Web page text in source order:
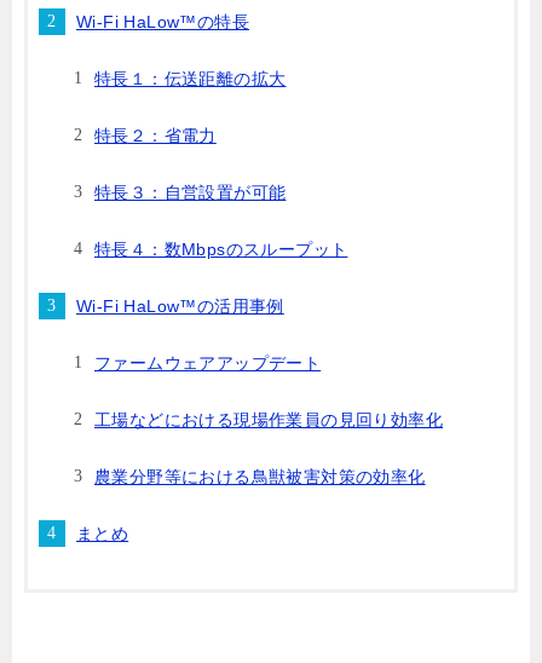
Wi-Fi HaLow™の特長
特長１：伝送距離の拡大
特長２：省電力
特長３：自営設置が可能
特長４：数Mbpsのスループット
Wi-Fi HaLow™の活用事例
ファームウェアアップデート
工場などにおける現場作業員の見回り効率化
農業分野等における鳥獣被害対策の効率化
まとめ